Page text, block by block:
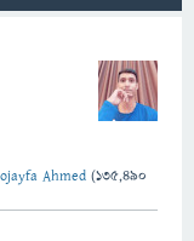
Ahmed (135,490